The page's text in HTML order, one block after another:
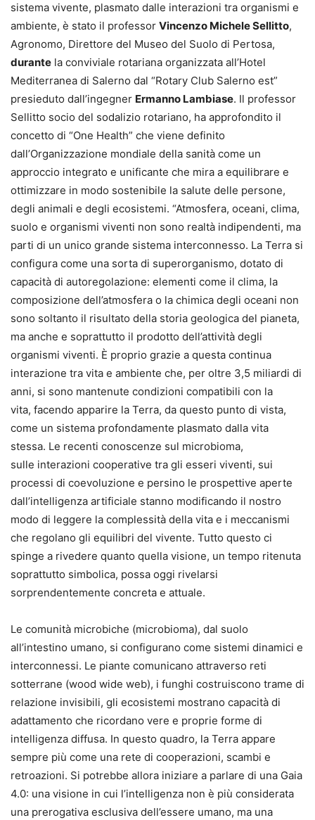
sistema vivente, plasmato dalle interazioni tra organismi e
ambiente, è stato il professor Vincenzo Michele Sellitto,
Agronomo, Direttore del Museo del Suolo di Pertosa,
durante la conviviale rotariana organizzata all’Hotel
Mediterranea di Salerno dal “Rotary Club Salerno est”
presieduto dall’ingegner Ermanno Lambiase. Il professor
Sellitto socio del sodalizio rotariano, ha approfondito il
concetto di “One Health” che viene definito
dall’Organizzazione mondiale della sanità come un
approccio integrato e unificante che mira a equilibrare e
ottimizzare in modo sostenibile la salute delle persone,
degli animali e degli ecosistemi. “Atmosfera, oceani, clima,
suolo e organismi viventi non sono realtà indipendenti, ma
parti di un unico grande sistema interconnesso. La Terra si
configura come una sorta di superorganismo, dotato di
capacità di autoregolazione: elementi come il clima, la
composizione dell’atmosfera o la chimica degli oceani non
sono soltanto il risultato della storia geologica del pianeta,
ma anche e soprattutto il prodotto dell’attività degli
organismi viventi. È proprio grazie a questa continua
interazione tra vita e ambiente che, per oltre 3,5 miliardi di
anni, si sono mantenute condizioni compatibili con la
vita, facendo apparire la Terra, da questo punto di vista,
come un sistema profondamente plasmato dalla vita
stessa. Le recenti conoscenze sul microbioma,
sulle interazioni cooperative tra gli esseri viventi, sui
processi di coevoluzione e persino le prospettive aperte
dall’intelligenza artificiale stanno modificando il nostro
modo di leggere la complessità della vita e i meccanismi
che regolano gli equilibri del vivente. Tutto questo ci
spinge a rivedere quanto quella visione, un tempo ritenuta
soprattutto simbolica, possa oggi rivelarsi
sorprendentemente concreta e attuale.
Le comunità microbiche (microbioma), dal suolo
all’intestino umano, si configurano come sistemi dinamici e
interconnessi. Le piante comunicano attraverso reti
sotterrane (wood wide web), i funghi costruiscono trame di
relazione invisibili, gli ecosistemi mostrano capacità di
adattamento che ricordano vere e proprie forme di
intelligenza diffusa. In questo quadro, la Terra appare
sempre più come una rete di cooperazioni, scambi e
retroazioni. Si potrebbe allora iniziare a parlare di una Gaia
4.0: una visione in cui l’intelligenza non è più considerata
una prerogativa esclusiva dell’essere umano, ma una